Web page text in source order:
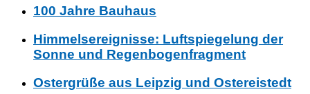
100 Jahre Bauhaus
Himmelsereignisse: Luftspiegelung der
Sonne und Regenbogenfragment
Ostergrüße aus Leipzig und Ostereistedt